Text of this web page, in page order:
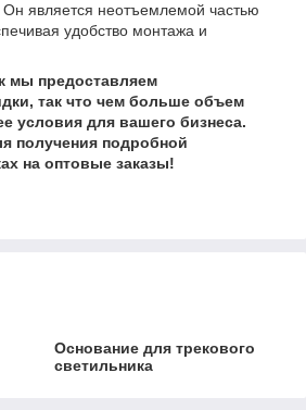
является неотъемлемой частью
удобство монтажа и
мы предоставляем
так что чем больше объем
условия для вашего бизнеса.
получения подробной
на оптовые заказы!
Основание для трекового
светильника